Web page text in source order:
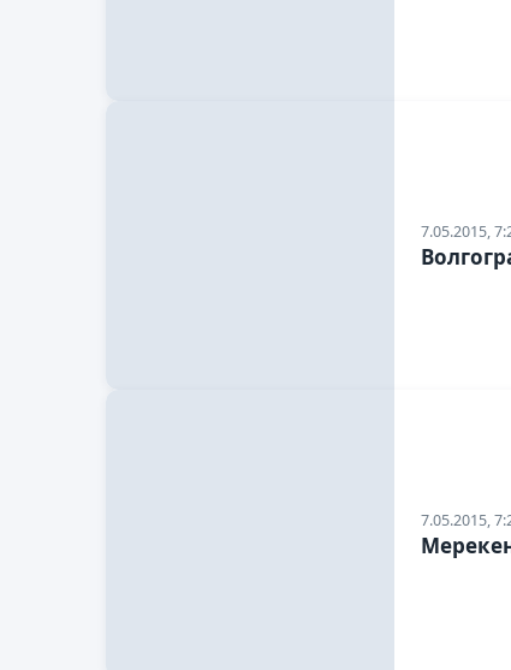
7.05.2015,
7.05.2015,